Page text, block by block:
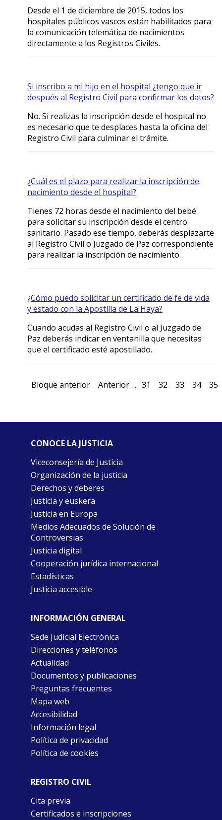
Desde el 1 de diciembre de 2015, todos los
hospitales públicos vascos están habilitados para
la comunicación telemática de nacimientos
directamente a los Registros Civiles.
Si inscribo a mi hijo en el hospital ¿tengo que ir
después al Registro Civil para confirmar los datos?
No. Si realizas la inscripción desde el hospital no
es necesario que te desplaces hasta la oficina del
Registro Civil para culminar el trámite.
¿Cuál es el plazo para realizar la inscripción de
nacimiento desde el hospital?
Tienes 72 horas desde el nacimiento del bebé
para solicitar su inscripción desde el centro
sanitario. Pasado ese tiempo, deberás desplazarte
al Registro Civil o Juzgado de Paz correspondiente
para realizar la inscripción de nacimiento.
¿Cómo puedo solicitar un certificado de fe de vida
y estado con la Apostilla de La Haya?
Cuando acudas al Registro Civil o al Juzgado de
Paz deberás indicar en ventanilla que necesitas
que el certificado esté apostillado.
Bloque anterior Anterior ... 31 32 33 34 35
CONOCE LA JUSTICIA
Viceconsejería de Justicia
Organización de la justicia
Derechos y deberes
Justicia y euskera
Justicia en Europa
Medios Adecuados de Solución de
Controversias
Justicia digital
Cooperación jurídica internacional
Estadísticas
Justicia accesible
INFORMACIÓN GENERAL
Sede Judicial Electrónica
Direcciones y teléfonos
Actualidad
Documentos y publicaciones
Preguntas frecuentes
Mapa web
Accesibilidad
Información legal
Política de privacidad
Política de cookies
REGISTRO CIVIL
Cita previa
Certificados e inscripciones